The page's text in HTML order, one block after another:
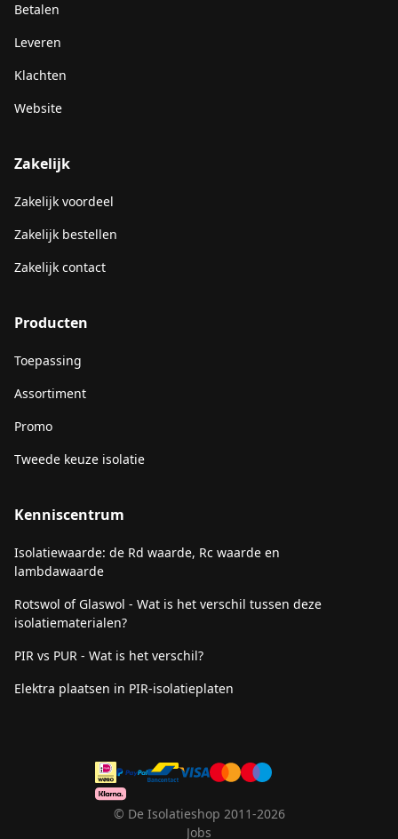
Betalen
Leveren
Klachten
Website
Zakelijk
Zakelijk voordeel
Zakelijk bestellen
Zakelijk contact
Producten
Toepassing
Assortiment
Promo
Tweede keuze isolatie
Kenniscentrum
Isolatiewaarde: de Rd waarde, Rc waarde en
lambdawaarde
Rotswol of Glaswol - Wat is het verschil tussen deze
isolatiematerialen?
PIR vs PUR - Wat is het verschil?
Elektra plaatsen in PIR-isolatieplaten
© De Isolatieshop 2011-2026
Jobs